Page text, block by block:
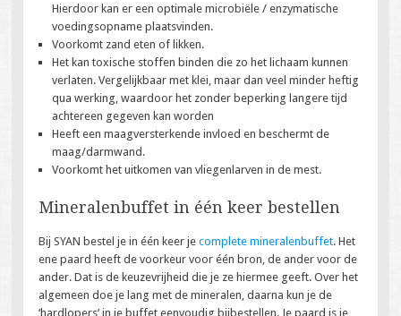
Hierdoor kan er een optimale microbiële / enzymatische
voedingsopname plaatsvinden.
Voorkomt zand eten of likken.
Het kan toxische stoffen binden die zo het lichaam kunnen
verlaten. Vergelijkbaar met klei, maar dan veel minder heftig
qua werking, waardoor het zonder beperking langere tijd
achtereen gegeven kan worden
Heeft een maagversterkende invloed en beschermt de
maag/darmwand.
Voorkomt het uitkomen van vliegenlarven in de mest.
Mineralenbuffet in één keer bestellen
Bij SYAN bestel je in één keer jecomplete mineralenbuffet. Het
ene paard heeft de voorkeur voor één bron, de ander voor de
ander. Dat is de keuzevrijheid die je ze hiermee geeft. Over het
algemeen doe je lang met de mineralen, daarna kun je de
‘hardlopers’ in je buffet eenvoudig bijbestellen. Je paard is je